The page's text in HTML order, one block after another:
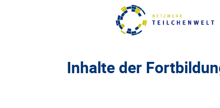
Inhalte der